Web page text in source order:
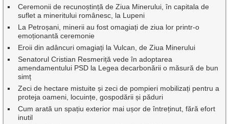
Ceremonii de recunoștință de Ziua Minerului, în capitala de
suflet a mineritului românesc, la Lupeni
La Petroșani, minerii au fost omagiați de ziua lor printr-o
emoționantă ceremonie
Eroii din adâncuri omagiați la Vulcan, de Ziua Minerului
Senatorul Cristian Resmeriță vede în adoptarea
amendamentului PSD la Legea decarbonării o măsură de bun
simț
Zeci de hectare mistuite și zeci de pompieri mobilizați pentru a
proteja oameni, locuințe, gospodării și păduri
Cum arată un spațiu exterior mai ușor de întreținut, fără efort
inutil